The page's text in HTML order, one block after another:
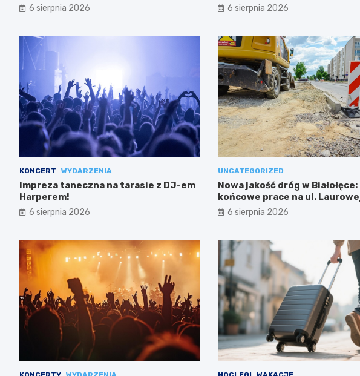
6 sierpnia 2026 6 sierpnia 2026
KONCERT WYDARZENIA
Impreza taneczna na tarasie z DJ-em
Harperem!
6 sierpnia 2026
UNCATEGORIZED
Nowa jakość dróg w Białołęce:
końcowe prace na ul.
6 sierpnia 2026